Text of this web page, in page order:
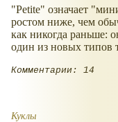
"Petite" означает
ростом ниже, чем
как никогда раньше:
один из новых типов
Комментарии: 14
Куклы